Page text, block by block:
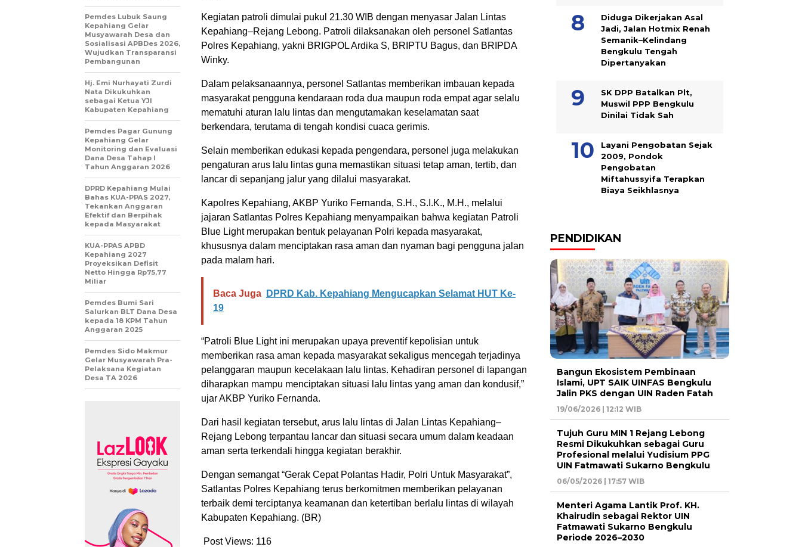
Kegiatan patroli dimulai pukul 21.30 WIB dengan menyasar Jalan Lintas
Kepahiang–Rejang Lebong. Patroli dilaksanakan oleh personel Satlantas
Polres Kepahiang, yakni BRIGPOL Ardika S, BRIPTU Bagus, dan BRIPDA
Winky.
Dalam pelaksanaannya, personel Satlantas memberikan imbauan kepada
masyarakat pengguna kendaraan roda dua maupun roda empat agar selalu
mematuhi aturan lalu lintas dan mengutamakan keselamatan saat
berkendara, terutama di tengah kondisi cuaca gerimis.
Selain memberikan edukasi kepada pengendara, personel juga melakukan
pengaturan arus lalu lintas guna memastikan situasi tetap aman, tertib, dan
lancar di sepanjang jalur yang dilalui masyarakat.
Kapolres Kepahiang, AKBP Yuriko Fernanda, S.H., S.I.K., M.H., melalui
jajaran Satlantas Polres Kepahiang menyampaikan bahwa kegiatan Patroli
Blue Light merupakan bentuk pelayanan Polri kepada masyarakat,
khususnya dalam menciptakan rasa aman dan nyaman bagi pengguna jalan
pada malam hari.
Baca Juga
DPRD Kab. Kepahiang Mengucapkan Selamat HUT Ke-
19
“Patroli Blue Light ini merupakan upaya preventif kepolisian untuk
memberikan rasa aman kepada masyarakat sekaligus mencegah terjadinya
pelanggaran maupun kecelakaan lalu lintas. Kehadiran personel di lapangan
diharapkan mampu menciptakan situasi lalu lintas yang aman dan kondusif,”
ujar AKBP Yuriko Fernanda.
Dari hasil kegiatan tersebut, arus lalu lintas di Jalan Lintas Kepahiang–
Rejang Lebong terpantau lancar dan situasi secara umum dalam keadaan
aman serta terkendali hingga kegiatan berakhir.
Dengan semangat “Gerak Cepat Polantas Hadir, Polri Untuk Masyarakat”,
Satlantas Polres Kepahiang terus berkomitmen memberikan pelayanan
terbaik demi terciptanya keamanan dan ketertiban berlalu lintas di wilayah
Kabupaten Kepahiang. (BR)
Post Views: 116
Pemdes Lubuk Saung
Kepahiang Gelar
Musyawarah Desa dan
Sosialisasi APBDes 2026,
Wujudkan Transparansi
Pembangunan
Hj. Emi Nurhayati Zurdi
Nata Dikukuhkan
sebagai Ketua YJI
Kabupaten Kepahiang
Pemdes Pagar Gunung
Kepahiang Gelar
Monitoring dan Evaluasi
Dana Desa Tahap I
Tahun Anggaran 2026
DPRD Kepahiang Mulai
Bahas KUA-PPAS 2027,
Tekankan Anggaran
Efektif dan Berpihak
kepada Masyarakat
KUA-PPAS APBD
Kepahiang 2027
Proyeksikan Defisit
Netto Hingga Rp75,77
Miliar
Pemdes Bumi Sari
Salurkan BLT Dana Desa
kepada 18 KPM Tahun
Anggaran 2025
Pemdes Sido Makmur
Gelar Musyawarah Pra-
Pelaksana Kegiatan
Desa TA 2026
Diduga Dikerjakan Asal
Jadi, Jalan Hotmix Renah
Semanik–Kelindang
Bengkulu Tengah
Dipertanyakan
SK DPP Batalkan Plt,
Muswil PPP Bengkulu
Dinilai Tidak Sah
Layani Pengobatan Sejak
2009, Pondok
Pengobatan
Miftahussyifa Terapkan
Biaya Seikhlasnya
PENDIDIKAN
Bangun Ekosistem Pembinaan
Islami, UPT SAIK UINFAS Bengkulu
Jalin PKS dengan UIN Raden Fatah
19/06/2026 | 12:12 WIB
Tujuh Guru MIN 1 Rejang Lebong
Resmi Dikukuhkan sebagai Guru
Profesional melalui Yudisium PPG
UIN Fatmawati Sukarno Bengkulu
06/05/2026 | 17:57 WIB
Menteri Agama Lantik Prof. KH.
Khairudin sebagai Rektor UIN
Fatmawati Sukarno Bengkulu
Periode 2026–2030